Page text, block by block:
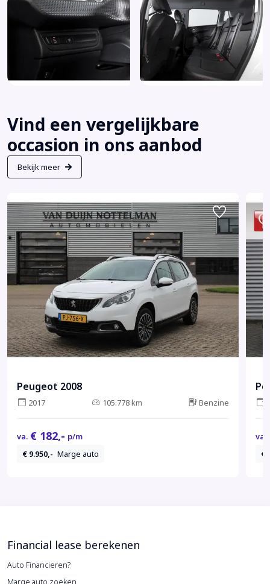
Vind een vergelijkbare
occasion in ons aanbod
Bekijk meer
Peugeot 2008
2017 105.778 km Benzine
va. € 182,- p/m
€ 9.950,- Marge auto
va.
€
Financial lease berekenen
Auto Financieren?